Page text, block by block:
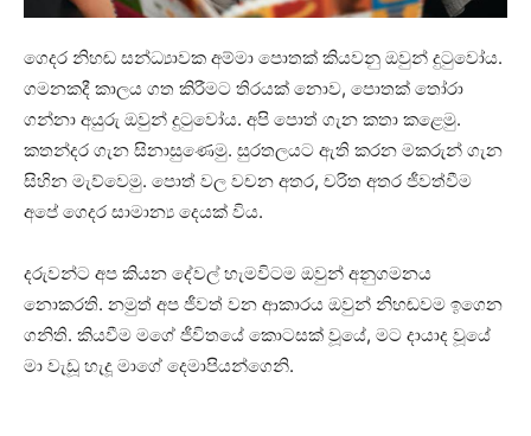
ගෙදර නිහඬ සන්ධ්‍යාවක අම්මා පොතක් කියවනු ඔවුන් දුටුවෝය.
ගමනකදී කාලය ගත කිරීමට තිරයක් නොව, පොතක් තෝරා
ගන්නා අයුරු ඔවුන් දුටුවෝය. අපි පොත් ගැන කතා කළෙමු.
කතන්දර ගැන සිනාසුණෙමු. සුරතලයට ඇති කරන මකරුන් ගැන
සිහින මැව්වෙමු. පොත් වල වචන අතර, චරිත අතර ජීවත්වීම
අපේ ගෙදර සාමාන්‍ය දෙයක් විය.
දරුවන්ට අප කියන දේවල් හැමවිටම ඔවුන් අනුගමනය
නොකරති. නමුත් අප ජීවත් වන ආකාරය ඔවුන් නිහඬවම ඉගෙන
ගනිති. කියවීම මගේ ජීවිතයේ කොටසක් වූයේ, මට දායාද වූයේ
මා වැඩූ හැදූ මාගේ දෙමාපියන්ගෙනි.